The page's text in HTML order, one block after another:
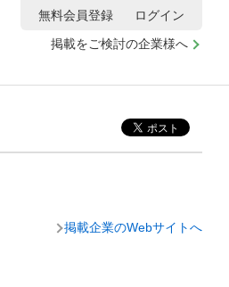
掲載をご検討の企業様へ
無料会員登録 ログイン
掲載企業のWebサイトへ